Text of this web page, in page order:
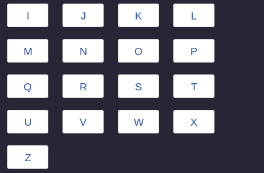
I J K L
M N O P
Q R S T
U V W X
Z